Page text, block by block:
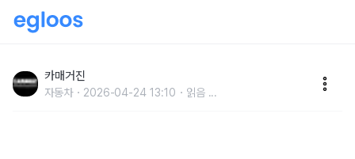
이드 로봇용 액추에이터 공급”
카매거진
자동차 2026-04-24 13:10 읽음 ...